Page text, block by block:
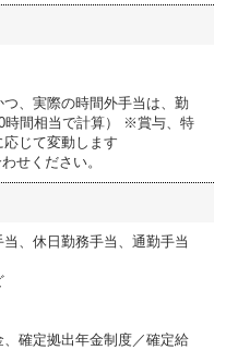
、実際の時間外手当は、勤
時間相当で計算） ※賞与、特
じて変動します
せください。
、休日勤務手当、通勤手当
確定拠出年金制度／確定給